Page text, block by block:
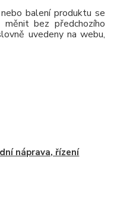
balení produktu se
bez předchozího
uvedeny na webu,
náprava, řízení